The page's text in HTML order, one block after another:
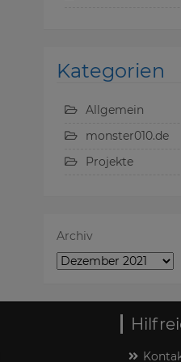
Kategorien
Allgemein
monster010.de
Projekte
Archiv